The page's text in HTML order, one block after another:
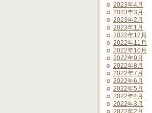
2023年4月
2023年3月
2023年2月
2023年1月
2022年12月
2022年11月
2022年10月
2022年9月
2022年8月
2022年7月
2022年6月
2022年5月
2022年4月
2022年3月
2022年2月